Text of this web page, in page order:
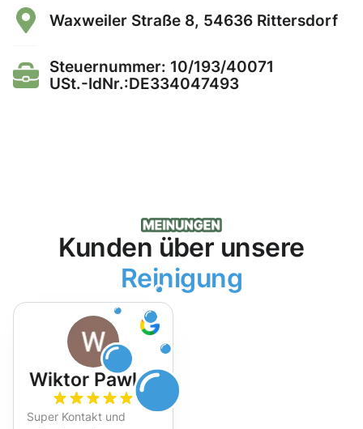
Waxweiler Straße 8, 54636 Rittersdorf
Steuernummer: 10/193/40071
USt.-IdNr.:DE334047493
Kunden über unsere
Reinigung
Wiktor Pawlak
Super Kontakt und